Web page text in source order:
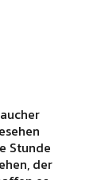
Stunde
der